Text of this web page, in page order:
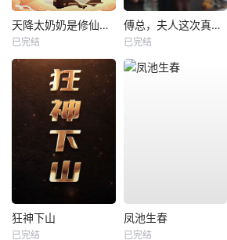
天降太奶奶是修仙老祖
已完结
傅总，夫人这次真的死了
已完结
狂神下山
已完结
凤池生春
已完结